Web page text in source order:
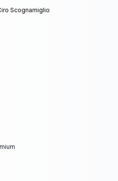
Scognamiglio